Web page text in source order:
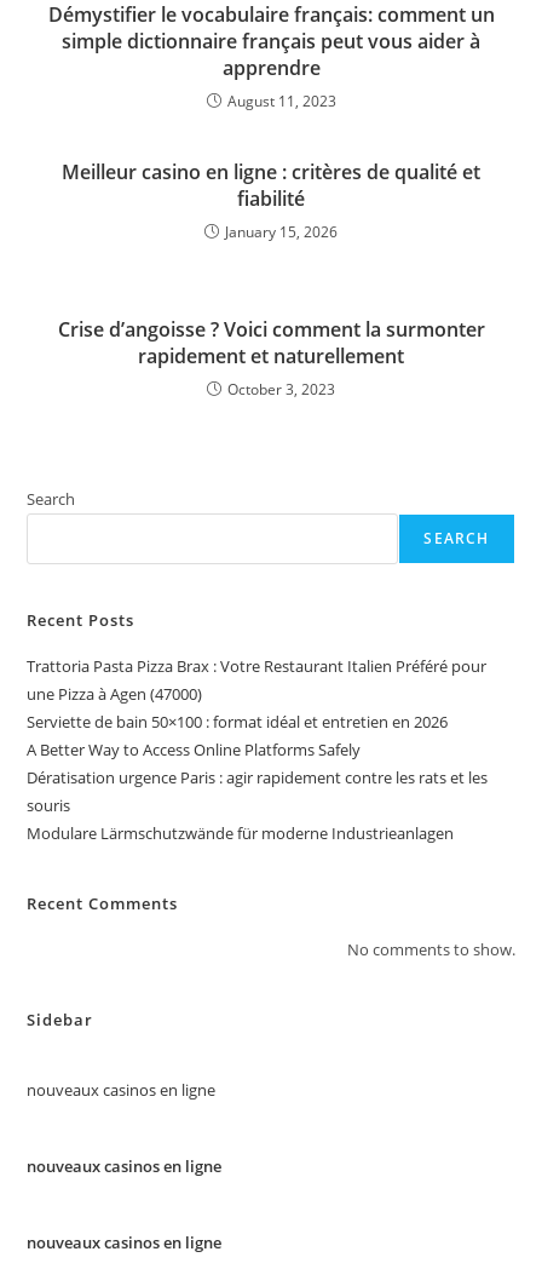
Démystifier le vocabulaire français: comment un
simple dictionnaire français peut vous aider à
apprendre
August 11, 2023
Meilleur casino en ligne : critères de qualité et
fiabilité
January 15, 2026
Crise d’angoisse ? Voici comment la surmonter
rapidement et naturellement
October 3, 2023
Search
SEARCH
Recent Posts
Trattoria Pasta Pizza Brax : Votre Restaurant Italien Préféré pour
une Pizza à Agen (47000)
Serviette de bain 50×100 : format idéal et entretien en 2026
A Better Way to Access Online Platforms Safely
Dératisation urgence Paris : agir rapidement contre les rats et les
souris
Modulare Lärmschutzwände für moderne Industrieanlagen
Recent Comments
No comments to show.
Sidebar
nouveaux casinos en ligne
nouveaux casinos en ligne
nouveaux casinos en ligne